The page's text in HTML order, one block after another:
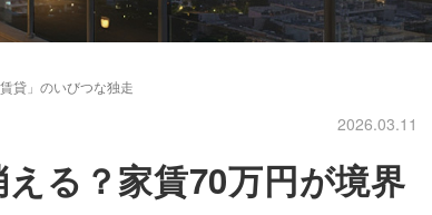
貸」のいびつな独走
2026.03.11
る？家賃70万円が境界